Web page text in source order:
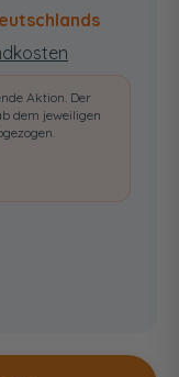
Aktion. Der
dem jeweiligen